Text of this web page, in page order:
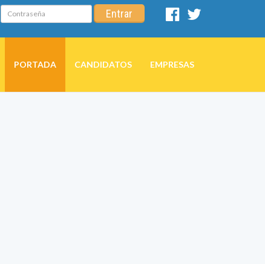
Contraseña Entrar
Facebook
PORTADA CANDIDATOS EMPRESAS